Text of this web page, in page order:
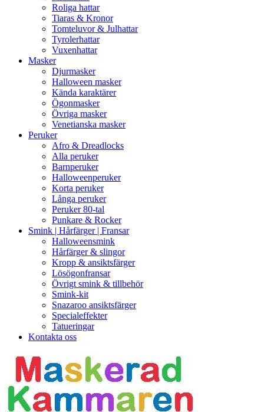
Roliga hattar
Tiaras & Kronor
Tomteluvor & Julhattar
Tyrolerhattar
Vuxenhattar
Masker
Djurmasker
Halloween masker
Kända karaktärer
Ögonmasker
Övriga masker
Venetianska masker
Peruker
Afro & Dreadlocks
Alla peruker
Barnperuker
Halloweenperuker
Korta peruker
Långa peruker
Peruker 80-tal
Punkare & Rocker
Smink | Hårfärger | Fransar
Halloweensmink
Hårfärger & slingor
Kropp & ansiktsfärger
Lösögonfransar
Övrigt smink & tillbehör
Smink-kit
Snazaroo ansiktsfärger
Specialeffekter
Tatueringar
Kontakta oss